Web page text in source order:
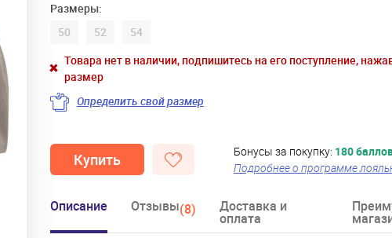
Размеры:
50
52
54
Товара нет в наличии, подпишитесь на его поступление,
размер
Определить свой размер
Бонусы за покупку: 180
Подробнее о программе
Купить
Описание Отзывы(8) Доставка и
оплата